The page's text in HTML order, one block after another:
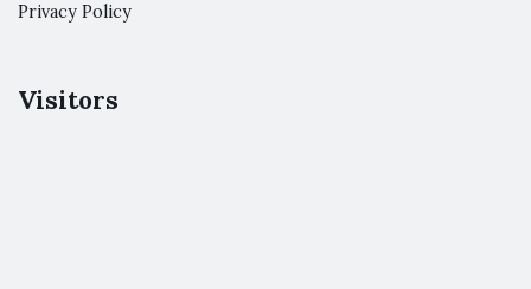
Privacy Policy
Visitors